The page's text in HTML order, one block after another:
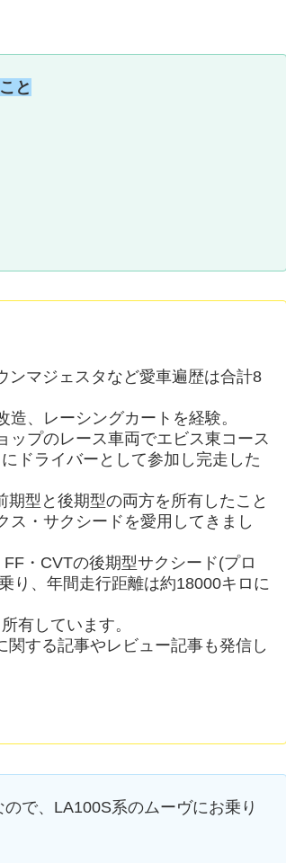
と
ンマジェスタなど愛車遍歴は合計8
、レーシングカートを経験。
ップのレース車両でエビス東コース
ドライバーとして参加し完走した
期型と後期型の両方を所有したこと
ス・サクシードを愛用してきまし
・CVTの後期型サクシード(プロ
り、年間走行距離は約18000キロに
有しています。
する記事やレビュー記事も発信し
で、LA100S系のムーヴにお乗り